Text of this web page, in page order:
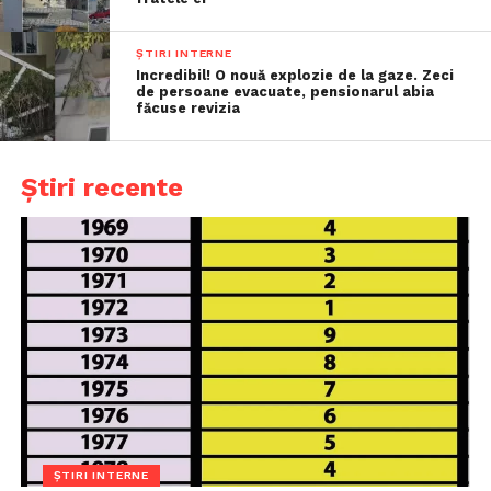
ȘTIRI INTERNE
Incredibil! O nouă explozie de la gaze. Zeci
de persoane evacuate, pensionarul abia
făcuse revizia
Știri recente
ȘTIRI INTERNE